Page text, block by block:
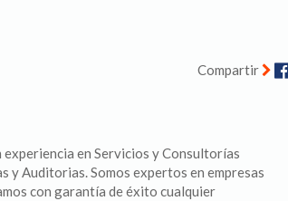
Compartir
en Servicios y Consultorías
y Auditorias. Somos expertos en empresas
con garantía de éxito cualquier